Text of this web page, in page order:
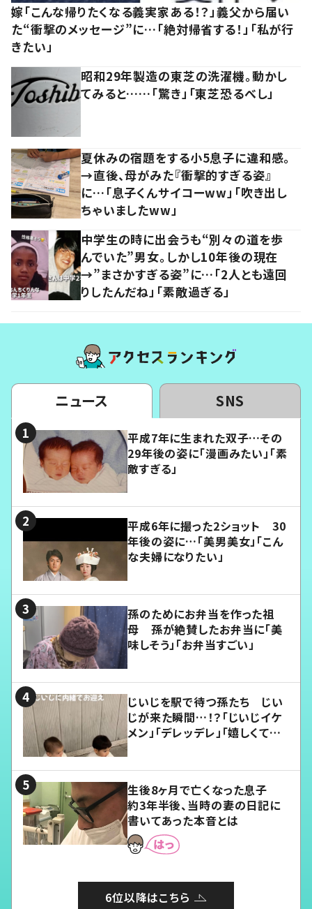
嫁「こんな帰りたくなる義実家ある！？」義父から届い
た“衝撃のメッセージ”に…「絶対帰省する！」「私が行
きたい」
昭和29年製造の東芝の洗濯機。動かし
てみると……「驚き」「東芝恐るべし」
夏休みの宿題をする小5息子に違和感。
→直後、母がみた『衝撃的すぎる姿』
に…「息子くんサイコーww」「吹き出し
ちゃいましたww」
中学生の時に出会うも“別々の道を歩
んでいた”男女。しかし10年後の現在
→”まさかすぎる姿”に…「2人とも遠回
りしたんだね」「素敵過ぎる」
ニュース SNS
平成7年に生まれた双子…その
29年後の姿に「漫画みたい」「素
敵すぎる」
平成6年に撮った2ショット 30
年後の姿に…「美男美女」「こん
な夫婦になりたい」
孫のためにお弁当を作った祖
母 孫が絶賛したお弁当に「美
味しそう」「お弁当すごい」
じいじを駅で待つ孫たち じい
じが来た瞬間…！？「じいじイケ
メン」「デレッデレ」「嬉しくて可
生後8ヶ月で亡くなった息子
約3年半後、当時の妻の日記に
書いてあった本音とは
6位以降はこちら